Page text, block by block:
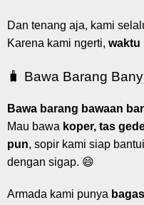
Dan tenang aja, kami
Karena kami ngerti, waktu
🧳 Bawa Barang
Bawa barang bawaan
Mau bawa koper, tas
pun, sopir kami siap
dengan sigap. 😄
Armada kami punya